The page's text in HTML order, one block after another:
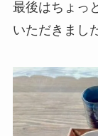
最後はちょっ
いただきまし